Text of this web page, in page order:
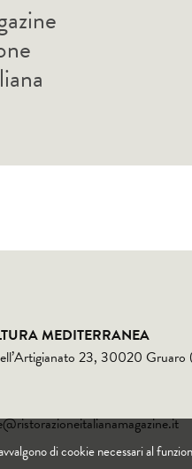
MEDITERRANEA
23, 30020 Gruaro
di cookie necessari al